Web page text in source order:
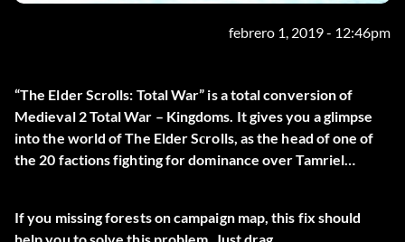
febrero 1, 2019 - 12:46pm
“The Elder Scrolls: Total War” is a total conversion of
Medieval 2 Total War – Kingdoms. It gives you a glimpse
into the world of The Elder Sсrolls, as the head of one of
the 20 factions fighting for dominance over Tamriel…
If you missing forests on campaign map, this fix should